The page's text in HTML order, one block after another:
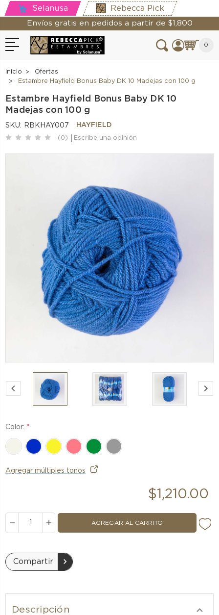
Selanusa Rebecca Pick
Envíos gratis en pedidos a partir de $1,800
0
Inicio
Ofertas
Estambre Hayfield Bonus Baby DK 10 Madejas con 100 g
Estambre Hayfield Bonus Baby DK 10
Madejas con 100 g
SKU: RBKHAY007 HAYFIELD
(0) Escribe una opinión
Color: *
Agregar múltiples tonos
$1,210.00
AUMENTAR
LA
DISMINUIR
LA
Compartir
Descripción